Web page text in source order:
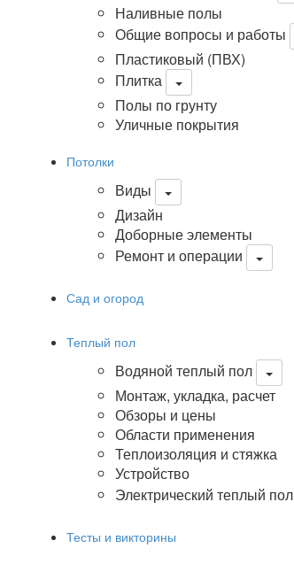
Наливные полы
Общие вопросы и работы
Пластиковый (ПВХ)
Плитка
Полы по грунту
Уличные покрытия
Потолки
Виды
Дизайн
Доборные элементы
Ремонт и операции
Сад и огород
Теплый пол
Водяной теплый пол
Монтаж, укладка, расчет
Обзоры и цены
Области применения
Теплоизоляция и стяжка
Устройство
Электрический теплый пол
Тесты и викторины